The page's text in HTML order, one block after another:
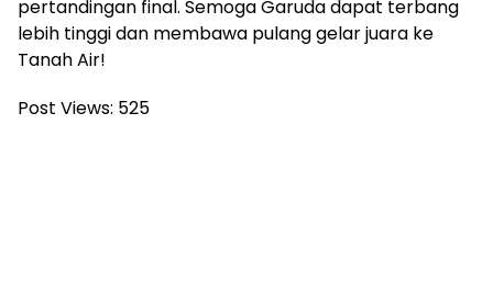
pertandingan final. Semoga Garuda dapat terbang
lebih tinggi dan membawa pulang gelar juara ke
Tanah Air!
Post Views: 525